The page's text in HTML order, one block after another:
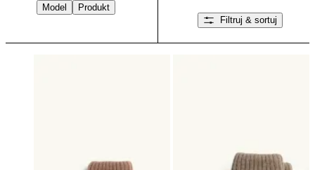
Model
Produkt
Filtruj & sortuj